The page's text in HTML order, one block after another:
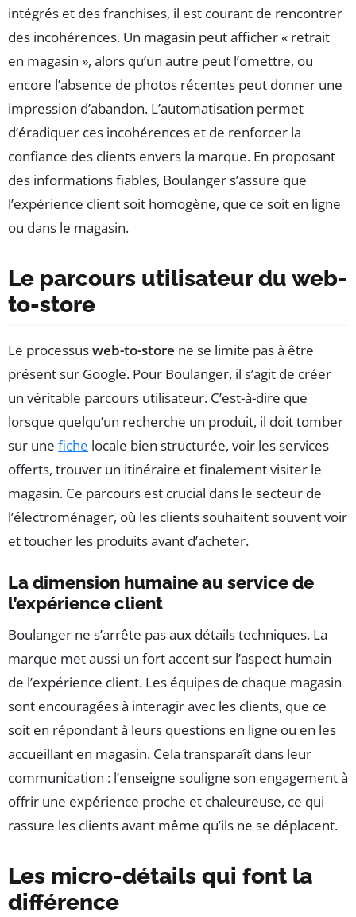
intégrés et des franchises, il est courant de rencontrer
des incohérences. Un magasin peut afficher « retrait
en magasin », alors qu’un autre peut l’omettre, ou
encore l’absence de photos récentes peut donner une
impression d’abandon. L’automatisation permet
d’éradiquer ces incohérences et de renforcer la
confiance des clients envers la marque. En proposant
des informations fiables, Boulanger s’assure que
l’expérience client soit homogène, que ce soit en ligne
ou dans le magasin.
Le parcours utilisateur du web-
to-store
Le processusweb-to-store ne se limite pas à être
présent sur Google. Pour Boulanger, il s’agit de créer
un véritable parcours utilisateur. C’est-à-dire que
lorsque quelqu’un recherche un produit, il doit tomber
sur une fiche locale bien structurée, voir les services
offerts, trouver un itinéraire et finalement visiter le
magasin. Ce parcours est crucial dans le secteur de
l’électroménager, où les clients souhaitent souvent voir
et toucher les produits avant d’acheter.
La dimension humaine au service de
l’expérience client
Boulanger ne s’arrête pas aux détails techniques. La
marque met aussi un fort accent sur l’aspect humain
de l’expérience client. Les équipes de chaque magasin
sont encouragées à interagir avec les clients, que ce
soit en répondant à leurs questions en ligne ou en les
accueillant en magasin. Cela transparaît dans leur
communication : l’enseigne souligne son engagement à
offrir une expérience proche et chaleureuse, ce qui
rassure les clients avant même qu’ils ne se déplacent.
Les micro-détails qui font la
différence